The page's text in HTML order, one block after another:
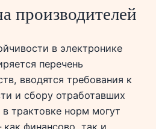
производителей
в электронике
перечень
вводятся требования к
и сбору отработавших
трактовке норм могут
финансово, так и